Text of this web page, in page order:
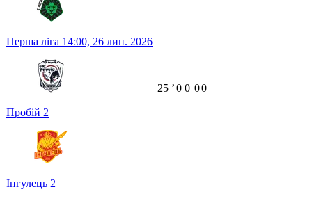
Перша ліга 14:00, 26 лип. 2026
Пробій 2
Інгулець 2
25 ʼ0 0 00